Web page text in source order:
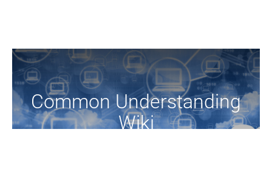
Common Understanding
Wiki